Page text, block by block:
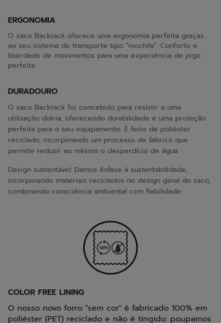
ERGONOMIA
O saco Backrack oferece uma ergonomia perfeita graças
ao seu sistema de transporte tipo "mochila". Conforto e
liberdade de movimentos para uma experiência de jogo
perfeita.
DURADOURO
O saco Backrack foi concebido para resistir a uma
utilização diária, oferecendo durabilidade e uma proteção
perfeita para o seu equipamento. É feito de poliéster
reciclado, incorporando um processo de fabrico que
permite reduzir ao mínimo o desperdício de água.
Design sustentável: Damos ênfase à sustentabilidade,
incorporando materiais reciclados no design geral do saco,
combinando consciência ambiental com fiabilidade.
COLOR FREE LINING
O nosso novo forro "sem cor" é fabricado 100% em
poliéster (PET) reciclado e não é tingido: poupamos